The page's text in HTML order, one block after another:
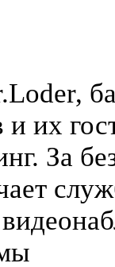
их
За